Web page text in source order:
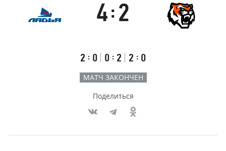
Ладья 4 : 2
Первый
тайм
2 : 0
Второй
тайм
0 : 2
Третий
тайм
2 : 0
Амурские
Тигры
МАТЧ ЗАКОНЧЕН
Поделиться